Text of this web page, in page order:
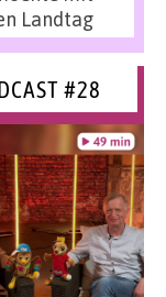
Landtag
#28